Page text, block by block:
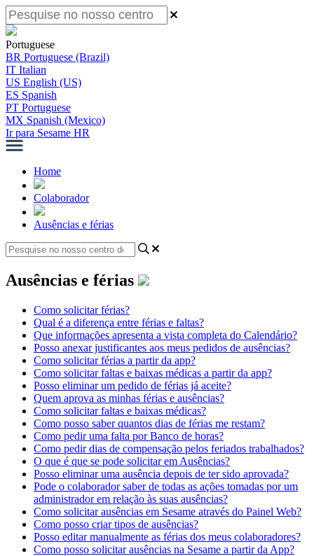
Portuguese
BR Portuguese (Brazil)
IT Italian
US English (US)
ES Spanish
PT Portuguese
MX Spanish (Mexico)
Ir para Sesame HR
Home
Colaborador
Ausências e férias
Ausências e férias
Como solicitar férias?
Qual é a diferença entre férias e faltas?
Que informações apresenta a vista completa do Calendário?
Posso anexar justificantes aos meus pedidos de ausências?
Como solicitar férias a partir da app?
Como solicitar faltas e baixas médicas a partir da app?
Posso eliminar um pedido de férias já aceite?
Quem aprova as minhas férias e ausências?
Como solicitar faltas e baixas médicas?
Como posso saber quantos dias de férias me restam?
Como pedir uma falta por Banco de horas?
Como pedir dias de compensação pelos feriados trabalhados?
O que é que se pode solicitar em Ausências?
Posso eliminar uma ausência depois de ter sido aprovada?
Pode o colaborador saber de todas as ações tomadas por um
administrador em relação às suas ausências?
Como solicitar ausências em Sesame através do Painel Web?
Como posso criar tipos de ausências?
Posso editar manualmente as férias dos meus colaboradores?
Como posso solicitar ausências na Sesame a partir da App?